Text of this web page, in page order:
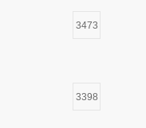
3473
3398